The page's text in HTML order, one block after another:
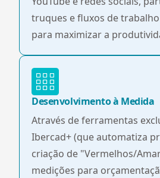
truques e fluxos de
para maximizar a
Desenvolvimento à Medida
Através de ferramentas
Ibercad+ (que automatiza
criação de "Vermelhos/
medições para